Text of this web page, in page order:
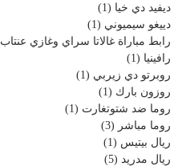
ديفيد دي خيا (1)
دييغو سيميوني (1)
رابط مباراة غالاتا سراي وغازي عنتاب
رافينيا (1)
روبرتو دي زيربي (1)
روزون بارك (1)
روما ضد شتوتغارت (1)
روما مباشر (3)
ريال بيتيس (1)
ريال مدريد (5)